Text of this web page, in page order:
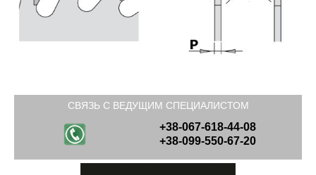
СВЯЗЬ С ВЕДУЩИМ СПЕЦИАЛИСТОМ
+38-067-618-44-08
+38-099-550-67-20